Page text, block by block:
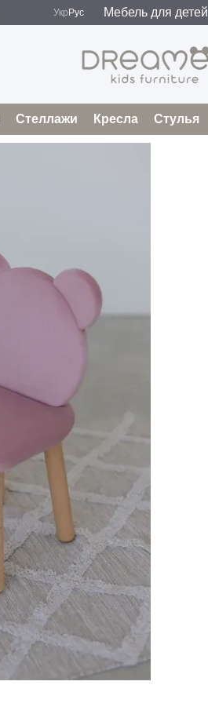
Укр Рус Мебель для детей
Стеллажи Кресла Стулья